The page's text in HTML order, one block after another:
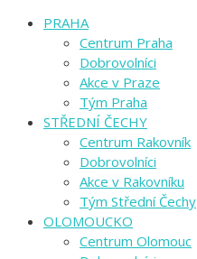
PRAHA
Centrum Praha
Dobrovolníci
Akce v Praze
Tým Praha
STŘEDNÍ ČECHY
Centrum Rakovník
Dobrovolníci
Akce v Rakovníku
Tým Střední Čechy
OLOMOUCKO
Centrum Olomouc